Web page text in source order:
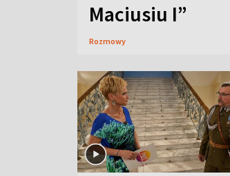
Maciusiu I”
Rozmowy